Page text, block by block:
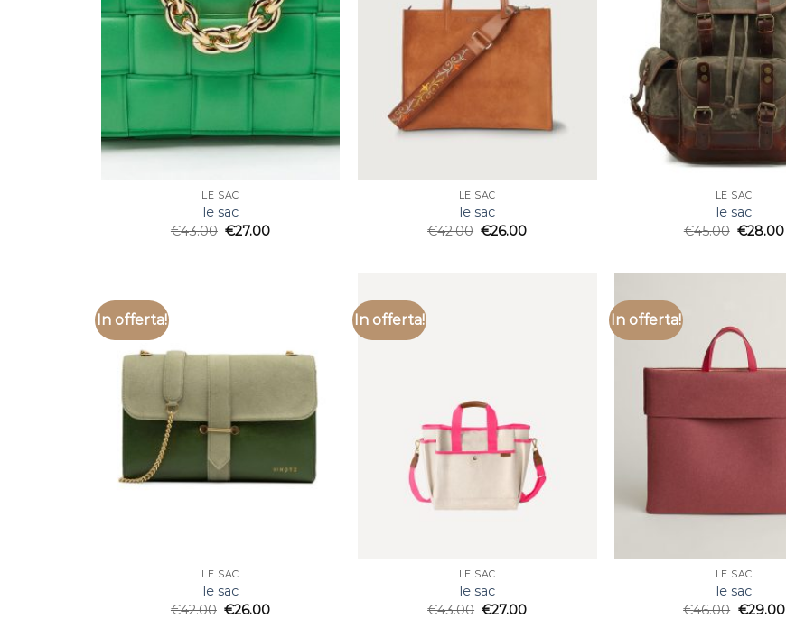
LE SAC
le sac
€43.00 €27.00
LE SAC
le sac
€42.00 €26.00
LE SAC
le sac
€45.00 €28.00
In offerta!
LE SAC
le sac
€42.00 €26.00
In offerta!
LE SAC
le sac
€43.00 €27.00
In offerta!
LE SAC
le sac
€46.00 €29.00